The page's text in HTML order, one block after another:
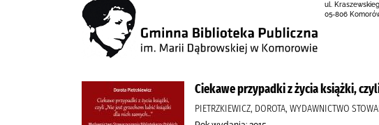
ul.
05-806
Ciekawe przypadki z życia książki,
PIETRZKIEWICZ, DOROTA, WYDAWNICTWO